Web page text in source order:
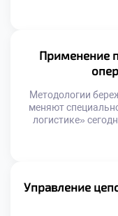
результат их
от слаженности
складе или
бренда.
Применение
Методологии
меняют
логистике»
подходы учат
специалист
заменяет
Управление